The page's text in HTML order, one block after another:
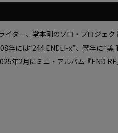
ター、堂本剛のソロ・プロジェ
年には“244 ENDLI-x”、翌年に“
年2月にミニ・アルバム『END RE